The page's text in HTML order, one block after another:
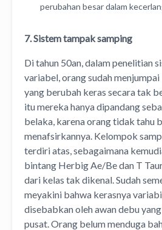
perubahan besar dalam
7. Sistem tampak samping
Di tahun 50an, dalam penelitian
variabel, orang sudah
yang berubah keras secara tak
itu mereka hanya dipandang
belaka, karena orang tidak tahu
menafsirkannya. Kelompok
terdiri atas, sebagaimana
bintang Herbig Ae/Be dan T
dari kelas tak dikenal. Sudah
meyakini bahwa kerasnya
disebabkan oleh awan debu
pusat. Orang belum menduga